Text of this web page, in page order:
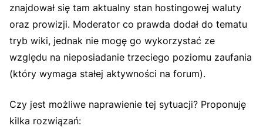
znajdował się tam aktualny stan hostingowej waluty
oraz prowizji. Moderator co prawda dodał do tematu
tryb wiki, jednak nie mogę go wykorzystać ze
względu na nieposiadanie trzeciego poziomu zaufania
(który wymaga stałej aktywności na forum).
Czy jest możliwe naprawienie tej sytuacji? Proponuję
kilka rozwiązań: